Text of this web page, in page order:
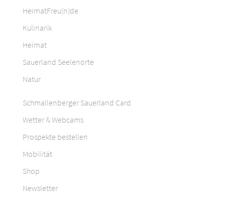
HeimatFreu(n)de
Kulinarik
Heimat
Sauerland Seelenorte
Natur
Schmallenberger Sauerland Card
Wetter & Webcams
Prospekte bestellen
Mobilität
Shop
Newsletter